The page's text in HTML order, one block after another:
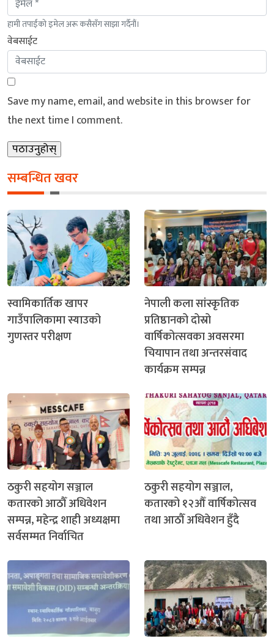
हामी तपाईंको इमेल अरू कसैसँग साझा गर्दैनौं।
वेबसाईट
Save my name, email, and website in this browser for
the next time I comment.
सम्बन्धित खवर
स्वामिकार्तिक खापर
गाउँपालिकामा स्याउको
गुणस्तर परीक्षण
नेपाली कला सांस्कृतिक
प्रतिष्ठानको दोस्रो
वार्षिकोत्सवका अवसरमा
चियापान तथा अन्तरसंवाद
कार्यक्रम सम्पन्न
ठकुरी सहयोग सञ्जाल
कतारको आठौँ अधिवेशन
सम्पन्न, महेन्द्र शाही अध्यक्षमा
सर्वसम्मत निर्वाचित
ठकुरी सहयोग सञ्जाल,
कतारको १२औँ वार्षिकोत्सव
तथा आठौँ अधिवेशन हुँदै